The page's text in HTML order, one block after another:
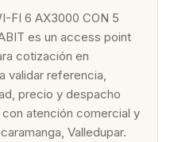
FI 6 AX3000 CON 5
es un access point
cotización en
validar referencia,
precio y despacho
atención comercial y
Valledupar.